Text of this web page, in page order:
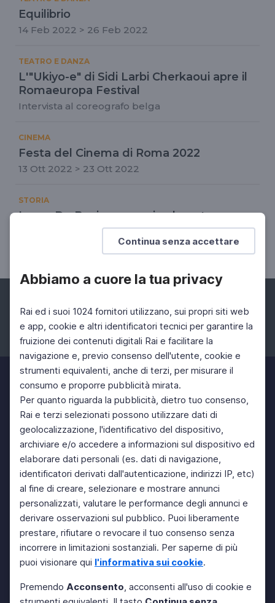
Continua senza accettare
Abbiamo a cuore la tua privacy
Rai ed i suoi 1024 fornitori utilizzano, sui propri siti web
e app, cookie e altri identificatori tecnici per garantire la
fruizione dei contenuti digitali Rai e facilitare la
navigazione e, previo consenso dell'utente, cookie e
strumenti equivalenti, anche di terzi, per misurare il
consumo e proporre pubblicità mirata.
Per quanto riguarda la pubblicità, dietro tuo consenso,
Rai e terzi selezionati possono utilizzare dati di
geolocalizzazione, l'identificativo del dispositivo,
archiviare e/o accedere a informazioni sul dispositivo ed
elaborare dati personali (es. dati di navigazione,
identificatori derivati dall'autenticazione, indirizzi IP, etc)
al fine di creare, selezionare e mostrare annunci
personalizzati, valutare le performance degli annunci e
derivare osservazioni sul pubblico. Puoi liberamente
prestare, rifiutare o revocare il tuo consenso senza
incorrere in limitazioni sostanziali. Per saperne di più
puoi visionare qui l'informativa sui cookie.
Premendo Acconsento, acconsenti all'uso di cookie e
Equilibrio
14 Feb 2022 > 26 Feb 2022
TEATRO E DANZA
L'"Ukiyo-e" di Sidi Larbi Cherkaoui apre il
Romaeuropa Festival
Intervista al coreografo belga
CINEMA
Festa del Cinema di Roma 2022
13 Ott 2022 > 23 Ott 2022
STORIA
Lauro De Bosis, omaggio al poeta
21 Set 2021 > 21 Set 2021
Facebook Instagram Twitter